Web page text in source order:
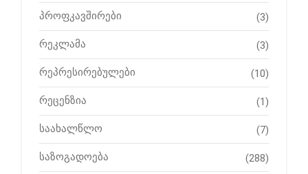
პროფკავშირები (3)
რეკლამა (3)
რეპრესირებულები (10)
რეცენზია (1)
საახალწლო (7)
საზოგადოება (288)